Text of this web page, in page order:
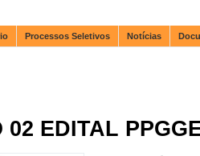
Processos Seletivos Notícias
02 EDITAL